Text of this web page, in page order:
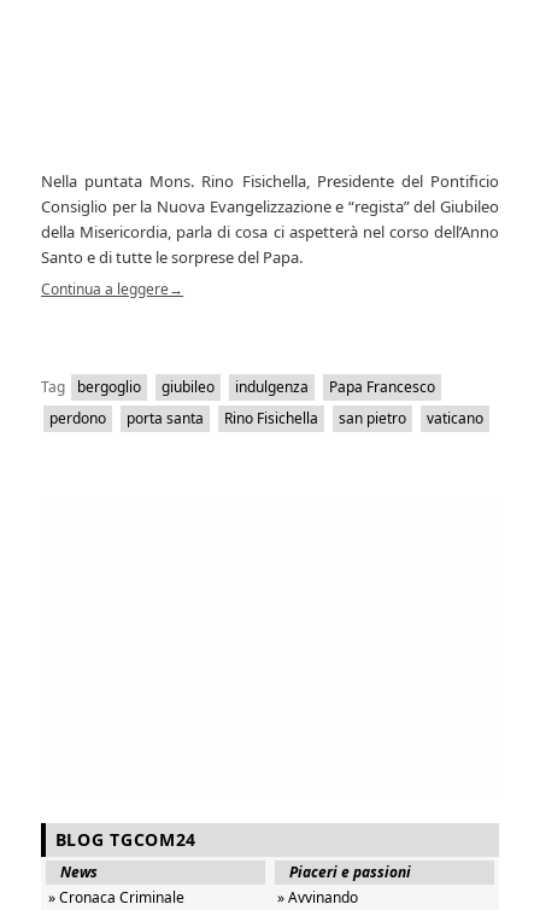
Nella puntata Mons. Rino Fisichella, Presidente del Pontificio
Consiglio per la Nuova Evangelizzazione e “regista” del Giubileo
della Misericordia, parla di cosa ci aspetterà nel corso dell’Anno
Santo e di tutte le sorprese del Papa.
Continua a leggere→
Tag bergoglio giubileo indulgenza
Papa Francesco
perdono
porta santa Rino Fisichella san pietro vaticano
BLOG TGCOM24
News
» Cronaca Criminale
Piaceri e passioni
» Avvinando